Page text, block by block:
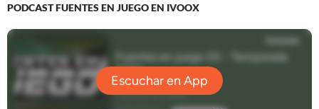
PODCAST FUENTES EN JUEGO EN IVOOX